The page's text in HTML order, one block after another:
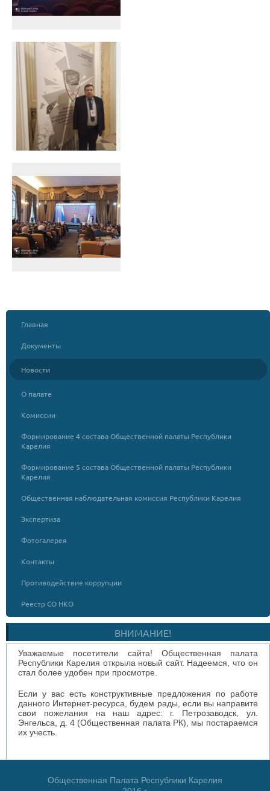
Главная
Документы
Новости
О палате
Комиссии
Формирование 4 состава Общественной палаты Республики
Карелия
Формирование 5 состава Общественной палаты Республики
Карелия
Общественная наблюдательная комиссия Республики Карелия
Экспертиза
Фотогалерея
Контакты
Противодействие коррупции
Реестр СО НКО
ВНИМАНИЕ!
Уважаемые посетители сайта! Общественная палата
Республики Карелия открыла новый сайт. Надеемся, что он
стал более удобен при просмотре.
Если у вас есть конструктивные предложения по работе
данного Интернет-ресурса, будем рады, если вы направите
свои пожелания на наш адрес: г. Петрозаводск, ул.
Энгельса, д. 4 (Общественная палата РК), мы постараемся
их учесть.
Общественная Палата Республики Карелия